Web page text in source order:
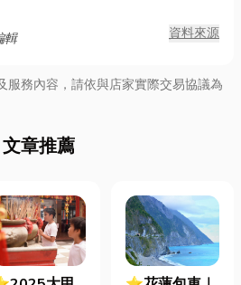
輯 資料來源
服務內容，請依與店家實際交易協議為
文章推薦